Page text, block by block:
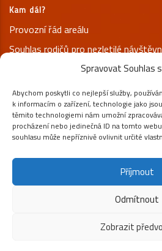
Spravovat Souhlas
Abychom poskytli co nejlepší služby,
k informacím o zařízení, technologie jako
těmito technologiemi nám umožní
procházení nebo jedinečná ID na tomto
souhlasu může nepříznivě ovlivnit určité
Příjmout
Odmítnout
Zobrazit
Kam dál?
Provozní řád areálu
Souhlas rodičů pro nezletilé
Prohlášení o ochraně osobních údajů
Kontakty
+420 731 125 800
info@peklak.cz
Pod Jelenicí 653, 56002 Česká
SLEDUJTE NÁS NA SÍTÍCH